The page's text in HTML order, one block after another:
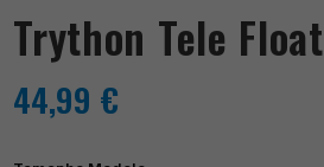
Trython Tele Float
44,99 €